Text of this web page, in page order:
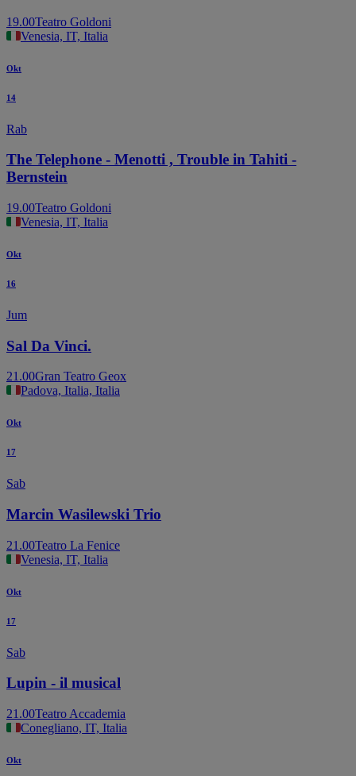
19.00Teatro Goldoni
Venesia, IT, Italia
Okt
14
Rab
The Telephone - Menotti , Trouble in Tahiti -
Bernstein
19.00Teatro Goldoni
Venesia, IT, Italia
Okt
16
Jum
Sal Da Vinci.
21.00Gran Teatro Geox
Padova, Italia, Italia
Okt
17
Sab
Marcin Wasilewski Trio
21.00Teatro La Fenice
Venesia, IT, Italia
Okt
17
Sab
Lupin - il musical
21.00Teatro Accademia
Conegliano, IT, Italia
Okt